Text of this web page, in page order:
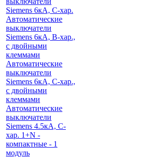
Siemens 6кА, С-хар.
Автоматические
выключатели
Siemens 6кА, B-хар.,
с двойными
клеммами
Автоматические
выключатели
Siemens 6кА, C-хар.,
с двойными
клеммами
Автоматические
выключатели
Siemens 4.5кА, C-
хар. 1+N -
компактные - 1
модуль